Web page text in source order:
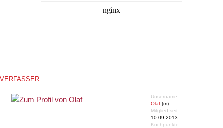
VERFASSER:
Unsername:
Olaf (m)
Mitglied seit:
10.09.2013
Kochpunkte: